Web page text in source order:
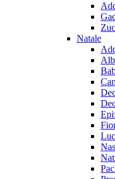
Natale